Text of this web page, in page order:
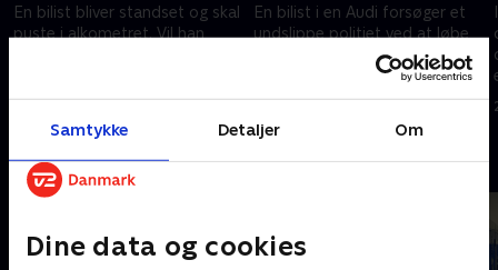
Samtykke Detaljer Om
Dine data og cookies
En bilist bliver standset og skal
puste i alkometret. Vil han
en våd aften?
En bilist i en Audi forsøger et
undslippe politiet ved at løbe
ind i en bygning. Men det er
svært at gemme sig, når
politiet også bruger en
Andre så også